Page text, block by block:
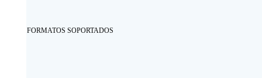
FORMATOS SOPORTADOS